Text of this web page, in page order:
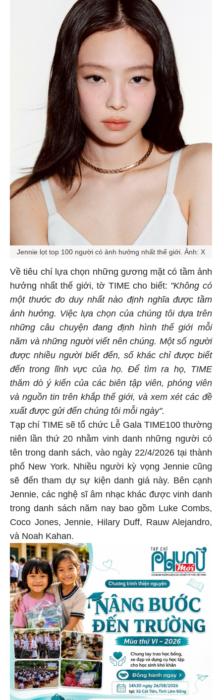
Jennie lọt top 100 người có ảnh hưởng nhất thế giới. Ảnh: X
Về tiêu chí lựa chọn những gương mặt có tầm ảnh
hưởng nhất thế giới, tờ TIME cho biết: "Không có
một thước đo duy nhất nào định nghĩa được tầm
ảnh hưởng. Việc lựa chọn của chúng tôi dựa trên
những câu chuyện đang định hình thế giới mỗi
năm và những người viết nên chúng. Một số người
được nhiều người biết đến, số khác chỉ được biết
đến trong lĩnh vực của họ. Để tìm ra họ, TIME
thăm dò ý kiến của các biên tập viên, phóng viên
và nguồn tin trên khắp thế giới, và xem xét các đề
xuất được gửi đến chúng tôi mỗi ngày".
Tạp chí TIME sẽ tổ chức Lễ Gala TIME100 thường
niên lần thứ 20 nhằm vinh danh những người có
tên trong danh sách, vào ngày 22/4/2026 tại thành
phố New York. Nhiều người kỳ vọng Jennie cũng
sẽ đến tham dự sự kiện danh giá này. Bên cạnh
Jennie, các nghệ sĩ âm nhạc khác được vinh danh
trong danh sách năm nay bao gồm Luke Combs,
Coco Jones, Jennie, Hilary Duff, Rauw Alejandro,
và Noah Kahan.